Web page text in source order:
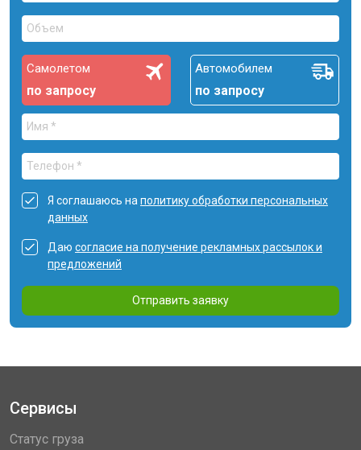
Самолетом
по запросу
Автомобилем
по запросу
Я соглашаюсь на политику обработки персональных
данных
Даю согласие на получение рекламных рассылок и
предложений
Отправить заявку
Сервисы
Статус груза